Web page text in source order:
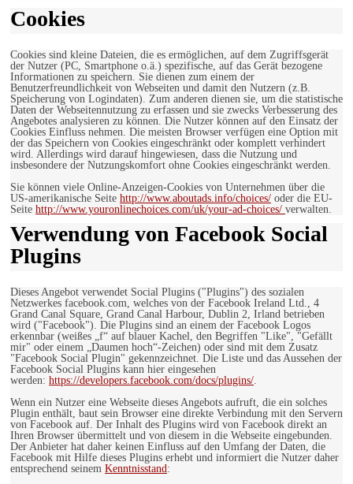
Cookies
Cookies sind kleine Dateien, die es ermöglichen, auf dem Zugriffsgerät
der Nutzer (PC, Smartphone o.ä.) spezifische, auf das Gerät bezogene
Informationen zu speichern. Sie dienen zum einem der
Benutzerfreundlichkeit von Webseiten und damit den Nutzern (z.B.
Speicherung von Logindaten). Zum anderen dienen sie, um die statistische
Daten der Webseitennutzung zu erfassen und sie zwecks Verbesserung des
Angebotes analysieren zu können. Die Nutzer können auf den Einsatz der
Cookies Einfluss nehmen. Die meisten Browser verfügen eine Option mit
der das Speichern von Cookies eingeschränkt oder komplett verhindert
wird. Allerdings wird darauf hingewiesen, dass die Nutzung und
insbesondere der Nutzungskomfort ohne Cookies eingeschränkt werden.
Sie können viele Online-Anzeigen-Cookies von Unternehmen über die
US-amerikanische Seite http://www.aboutads.info/choices/ oder die EU-
Seite http://www.youronlinechoices.com/uk/your-ad-choices/ verwalten.
Verwendung von Facebook Social
Plugins
Dieses Angebot verwendet Social Plugins ("Plugins") des sozialen
Netzwerkes facebook.com, welches von der Facebook Ireland Ltd., 4
Grand Canal Square, Grand Canal Harbour, Dublin 2, Irland betrieben
wird ("Facebook"). Die Plugins sind an einem der Facebook Logos
erkennbar (weißes „f“ auf blauer Kachel, den Begriffen "Like", "Gefällt
mir" oder einem „Daumen hoch“-Zeichen) oder sind mit dem Zusatz
"Facebook Social Plugin" gekennzeichnet. Die Liste und das Aussehen der
Facebook Social Plugins kann hier eingesehen
werden: https://developers.facebook.com/docs/plugins/.
Wenn ein Nutzer eine Webseite dieses Angebots aufruft, die ein solches
Plugin enthält, baut sein Browser eine direkte Verbindung mit den Servern
von Facebook auf. Der Inhalt des Plugins wird von Facebook direkt an
Ihren Browser übermittelt und von diesem in die Webseite eingebunden.
Der Anbieter hat daher keinen Einfluss auf den Umfang der Daten, die
Facebook mit Hilfe dieses Plugins erhebt und informiert die Nutzer daher
entsprechend seinem Kenntnisstand: